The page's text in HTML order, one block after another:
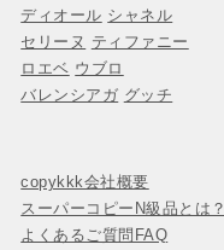
ディオール シャネル
セリーヌ ティファニー
ロエベ ウブロ
バレンシアガ グッチ
copykkk会社概要
スーパーコピーN級品とは？
よくあるご質問FAQ